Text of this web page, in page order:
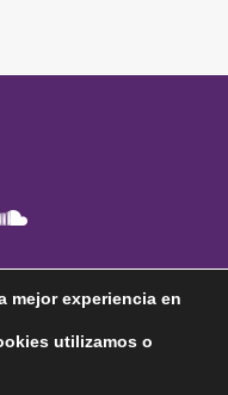
mejor experiencia en
utilizamos o